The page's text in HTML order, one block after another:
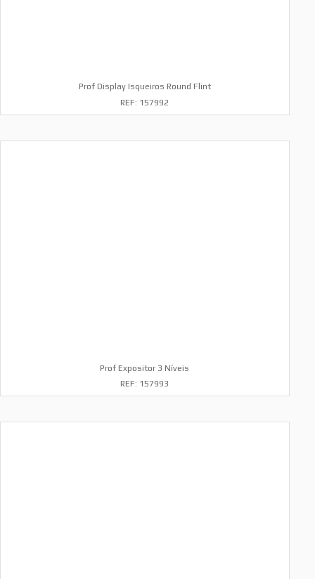
Prof Display Isqueiros Round Flint
REF: 157992
Prof Expositor 3 Níveis
REF: 157993